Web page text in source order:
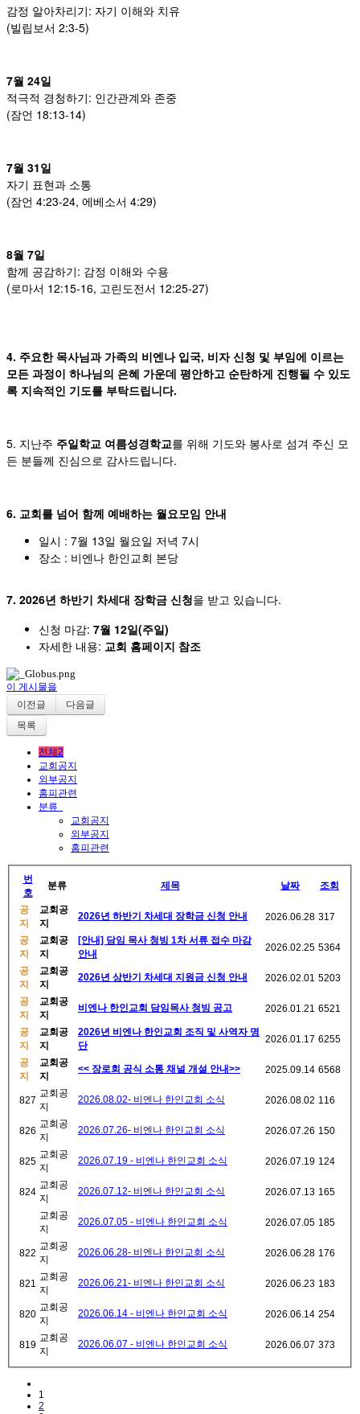
감정 알아차리기: 자기 이해와 치유
(빌립보서 2:3-5)
7월 24일
적극적 경청하기: 인간관계와 존중
(잠언 18:13-14)
7월 31일
자기 표현과 소통
(잠언 4:23-24, 에베소서 4:29)
8월 7일
함께 공감하기: 감정 이해와 수용
(로마서 12:15-16, 고린도전서 12:25-27)
4. 주요한 목사님과 가족의 비엔나 입국, 비자 신청 및 부임에 이르는
모든 과정이 하나님의 은혜 가운데 평안하고 순탄하게 진행될 수 있도
록 지속적인 기도를 부탁드립니다.
5. 지난주 주일학교 여름성경학교를 위해 기도와 봉사로 섬겨 주신 모
든 분들께 진심으로 감사드립니다.
6. 교회를 넘어 함께 예배하는 월요모임 안내
일시 : 7월 13일 월요일 저녁 7시
장소 : 비엔나 한인교회 본당
7. 2026년 하반기 차세대 장학금 신청을 받고 있습니다.
신청 마감: 7월 12일(주일)
자세한 내용: 교회 홈페이지 참조
이 게시물을
이전글
다음글
목록
전체2
교회공지
외부공지
홈피관련
분류
교회공지
외부공지
홈피관련
번
호
분류 제목 날짜 조회
공
지
교회공
지
2026년 하반기 차세대 장학금 신청 안내 2026.06.28 317
공
지
교회공
지
[안내] 담임 목사 청빙 1차 서류 접수 마감
안내
2026.02.25 5364
공
지
교회공
지
2026년 상반기 차세대 지원금 신청 안내 2026.02.01 5203
공
지
교회공
지
비엔나 한인교회 담임목사 청빙 공고 2026.01.21 6521
공
지
교회공
지
2026년 비엔나 한인교회 조직 및 사역자 명
단
2026.01.17 6255
공
지
교회공
지
<< 장로회 공식 소통 채널 개설 안내>> 2025.09.14 6568
827
교회공
지
2026.08.02- 비엔나 한인교회 소식 2026.08.02 116
826
교회공
지
2026.07.26- 비엔나 한인교회 소식 2026.07.26 150
825
교회공
지
2026.07.19 - 비엔나 한인교회 소식 2026.07.19 124
824
교회공
지
2026.07.12- 비엔나 한인교회 소식 2026.07.13 165
교회공
지
2026.07.05 - 비엔나 한인교회 소식 2026.07.05 185
822
교회공
지
2026.06.28- 비엔나 한인교회 소식 2026.06.28 176
821
교회공
지
2026.06.21- 비엔나 한인교회 소식 2026.06.23 183
820
교회공
지
2026.06.14 - 비엔나 한인교회 소식 2026.06.14 254
819
교회공
지
2026.06.07 - 비엔나 한인교회 소식 2026.06.07 373
1
2